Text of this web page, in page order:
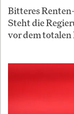
Bitteres
Steht die
vor dem